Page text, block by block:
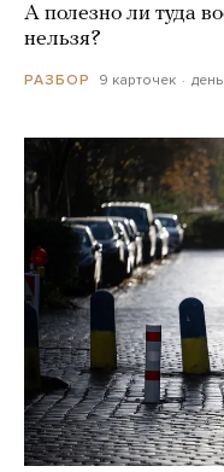
А полезно ли туда
нельзя?
РАЗБОР 9 карточек